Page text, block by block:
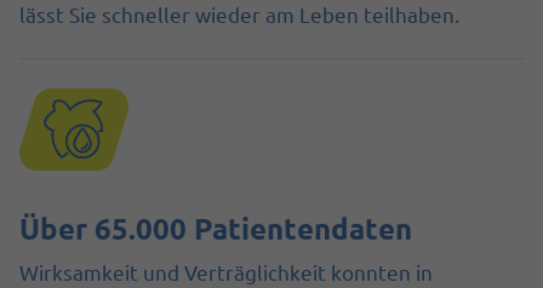
lässt Sie schneller wieder am Leben teilhaben.
Über 65.000 Patientendaten
Wirksamkeit und Verträglichkeit konnten in